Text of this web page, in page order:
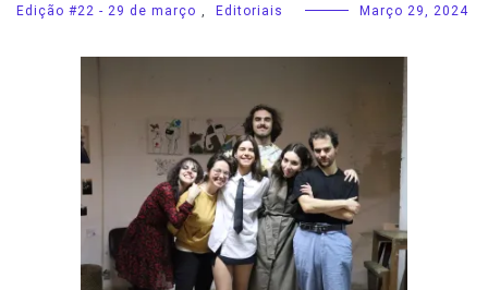
Edição #22 - 29 de março , Editoriais Março 29, 2024